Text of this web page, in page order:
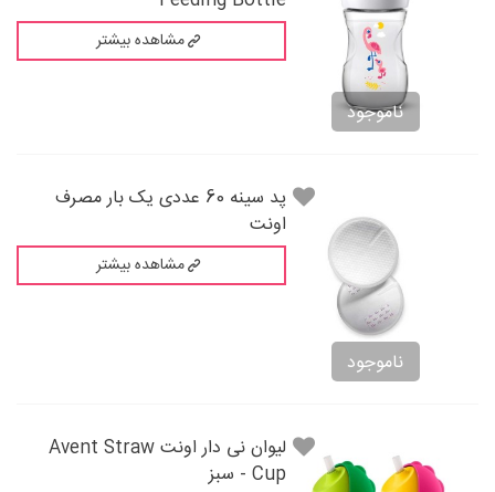
ناموجود
مشاهده بیشتر
ناموجود
پد سینه 60 عددی یک بار مصرف
اونت
مشاهده بیشتر
لیوان نی دار اونت Avent Straw
Cup - سبز